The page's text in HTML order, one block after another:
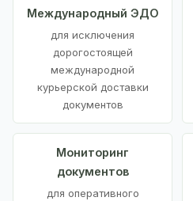
Международный ЭДО
для исключения
дорогостоящей
международной
курьерской доставки
документов
Мониторинг
документов
для оперативного